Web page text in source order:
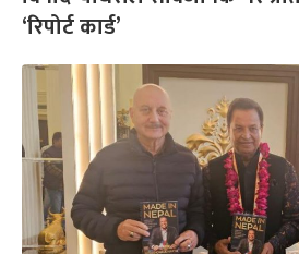
‘रिपोर्ट कार्ड’